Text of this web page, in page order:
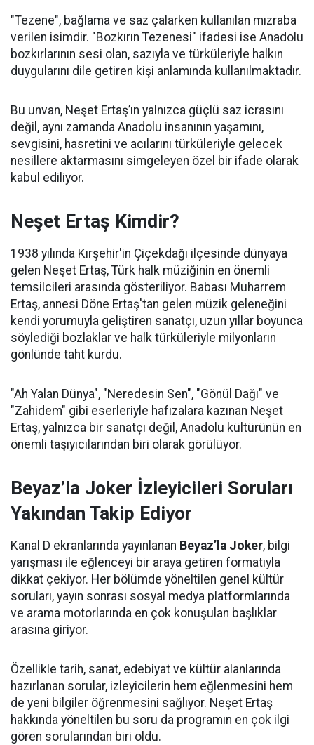
"Tezene", bağlama ve saz çalarken kullanılan mızraba
verilen isimdir. "Bozkırın Tezenesi" ifadesi ise Anadolu
bozkırlarının sesi olan, sazıyla ve türküleriyle halkın
duygularını dile getiren kişi anlamında kullanılmaktadır.
Bu unvan, Neşet Ertaş’ın yalnızca güçlü saz icrasını
değil, aynı zamanda Anadolu insanının yaşamını,
sevgisini, hasretini ve acılarını türküleriyle gelecek
nesillere aktarmasını simgeleyen özel bir ifade olarak
kabul ediliyor.
Neşet Ertaş Kimdir?
1938 yılında Kırşehir'in Çiçekdağı ilçesinde dünyaya
gelen Neşet Ertaş, Türk halk müziğinin en önemli
temsilcileri arasında gösteriliyor. Babası Muharrem
Ertaş, annesi Döne Ertaş'tan gelen müzik geleneğini
kendi yorumuyla geliştiren sanatçı, uzun yıllar boyunca
söylediği bozlaklar ve halk türküleriyle milyonların
gönlünde taht kurdu.
"Ah Yalan Dünya", "Neredesin Sen", "Gönül Dağı" ve
"Zahidem" gibi eserleriyle hafızalara kazınan Neşet
Ertaş, yalnızca bir sanatçı değil, Anadolu kültürünün en
önemli taşıyıcılarından biri olarak görülüyor.
Beyaz’la Joker İzleyicileri Soruları
Yakından Takip Ediyor
Kanal D ekranlarında yayınlanan Beyaz’la Joker, bilgi
yarışması ile eğlenceyi bir araya getiren formatıyla
dikkat çekiyor. Her bölümde yöneltilen genel kültür
soruları, yayın sonrası sosyal medya platformlarında
ve arama motorlarında en çok konuşulan başlıklar
arasına giriyor.
Özellikle tarih, sanat, edebiyat ve kültür alanlarında
hazırlanan sorular, izleyicilerin hem eğlenmesini hem
de yeni bilgiler öğrenmesini sağlıyor. Neşet Ertaş
hakkında yöneltilen bu soru da programın en çok ilgi
gören sorularından biri oldu.